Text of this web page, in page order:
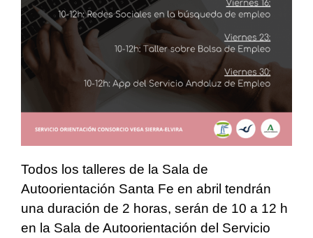
Todos los talleres de la Sala de
Autoorientación Santa Fe en abril tendrán
una duración de 2 horas, serán de 10 a 12 h
en la Sala de Autoorientación del Servicio